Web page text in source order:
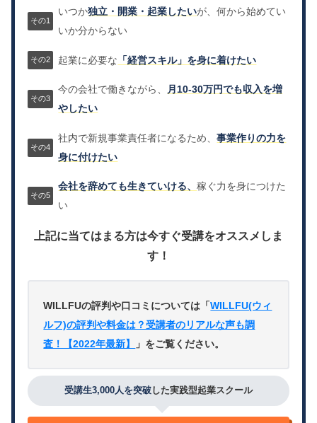
いつか独立・開業・起業したいが、何から始めてい
いか分からない
起業に必要な 「経営スキル」を身に着けたい
今の会社で働きながら、
月10-30万円でも収入を増
やしたい
社内で新規事業責任者になるため、事業作りの力を
身に付けたい
会社を辞めても生きていける、稼ぐ力を身につけた
い
上記に当てはまる方は今すぐ受講をオススメしま
す！
WILLFUの評判や口コミについては「WILLFU(ウィ
ルフ)の評判や料金は？受講者のリアルな声も調
査！【2022年最新】
」をご覧ください。
受講生3,000人を突破 した実践型起業スクール